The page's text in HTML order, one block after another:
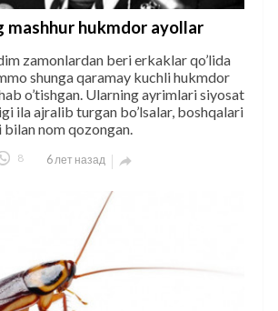
mashhur hukmdor ayollar
zamonlardan beri erkaklar qo’lida
shunga qaramay kuchli hukmdor
o’tishgan. Ularning ayrimlari siyosat
ila ajralib turgan bo’lsalar, boshqalari
nom qozongan.
8 6 лет назад 